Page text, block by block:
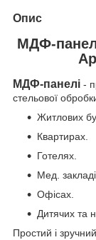
Опис
МДФ-
МДФ-панелі -
стельової
Житлових
Квартирах.
Готелях.
Мед.
Офісах.
Дитячих та
Простий і